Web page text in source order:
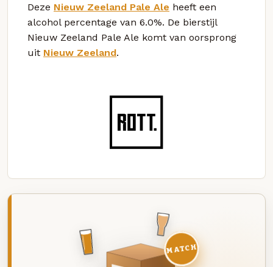
Deze Nieuw Zeeland Pale Ale heeft een
alcohol percentage van 6.0%. De bierstijl
Nieuw Zeeland Pale Ale komt van oorsprong
uit Nieuw Zeeland.
MATCH